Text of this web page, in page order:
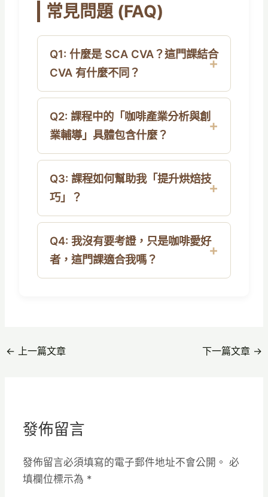
常見問題 (FAQ)
Q1: 什麼是 SCA CVA？這門課結合
CVA 有什麼不同？
Q2: 課程中的「咖啡產業分析與創
業輔導」具體包含什麼？
Q3: 課程如何幫助我「提升烘焙技
巧」？
Q4: 我沒有要考證，只是咖啡愛好
者，這門課適合我嗎？
← 上一篇文章 下一篇文章 →
發佈留言
發佈留言必須填寫的電子郵件地址不會公開。 必
填欄位標示為 *